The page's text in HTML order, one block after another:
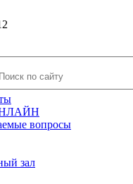
вопросы
зал